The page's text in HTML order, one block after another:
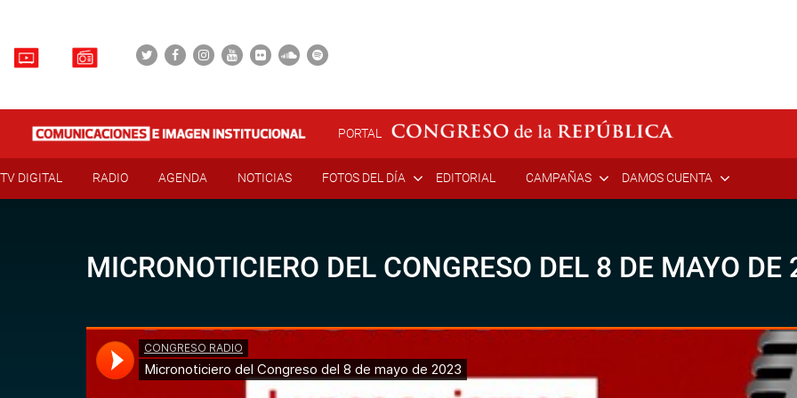
PORTAL
TV DIGITAL RADIO AGENDA NOTICIAS FOTOS DEL DÍA EDITORIAL CAMPAÑAS DAMOS CUENTA
MICRONOTICIERO DEL CONGRESO DEL 8 DE MAYO DE